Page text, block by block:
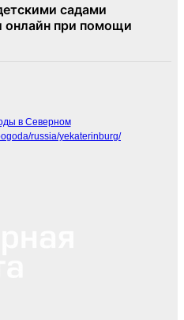
в Северном
russia/yekaterinburg/